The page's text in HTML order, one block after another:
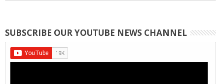
SUBSCRIBE OUR YOUTUBE NEWS CHANNEL